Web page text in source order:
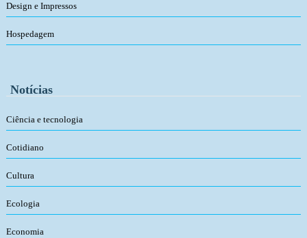
Design e Impressos
Hospedagem
Notícias
Ciência e tecnologia
Cotidiano
Cultura
Ecologia
Economia